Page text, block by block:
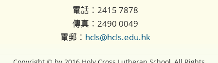
電話：2415 7878
傳真：2490 0049
電郵： hcls@hcls.edu.hk